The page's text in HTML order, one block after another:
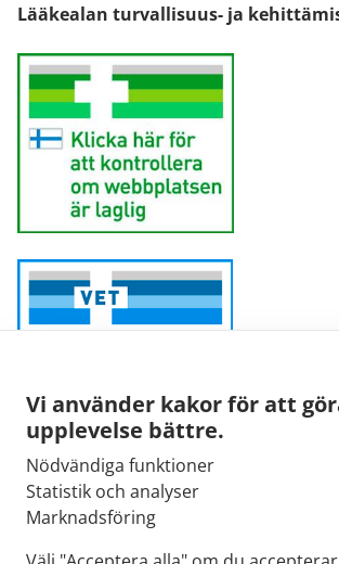
Vi använder kakor för att
upplevelse bättre.
Nödvändiga funktioner
Statistik och analyser
Marknadsföring
Lääkealan turvallisuus- ja
Sähköpostiosoite:
kirjaamo@fimea.fi
Fimean vaihde: